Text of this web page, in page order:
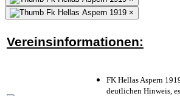
×
Vereinsinformationen:
FK Hellas Aspern
deutlichen Hinweis,